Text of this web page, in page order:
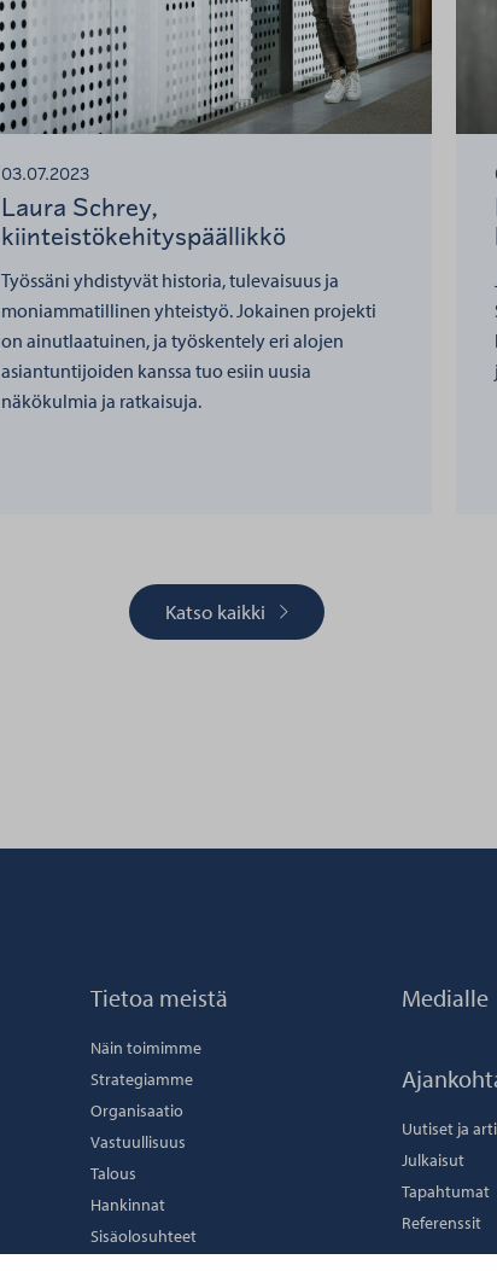
03.07.2023
Laura Schrey,
kiinteistökehityspäällikkö
Työssäni yhdistyvät historia, tulevaisuus ja
moniammatillinen yhteistyö. Jokainen projekti
on ainutlaatuinen, ja työskentely eri alojen
asiantuntijoiden kanssa tuo esiin uusia
näkökulmia ja ratkaisuja.
Katso kaikki
Tietoa meistä
Näin toimimme
Strategiamme
Organisaatio
Vastuullisuus
Talous
Hankinnat
Sisäolosuhteet
Medialle
Uutiset ja
Julkaisut
Tapahtumat
Referenssit